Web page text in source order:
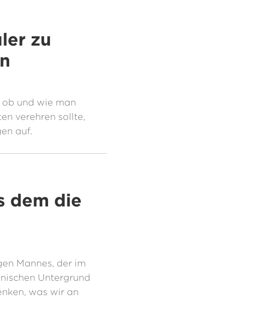
zu
und wie man
verehren sollte,
auf.
dem die
Mannes, der im
Untergrund
was wir an